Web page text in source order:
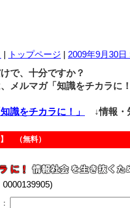
| トップページ | 2009年9月30日
で、十分ですか？
メルマガ「知識をチカラに
知識をチカラに！」
↓情報・
】 （無料）
：0000139905)